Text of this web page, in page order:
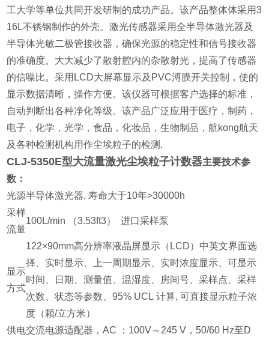
工大学等单位共同开发研制的成功产品。该产品整体体采用3
16L不锈钢制作的外壳。激光传感器采用全半导体激光器及
半导体光敏二极管接收器，确保光源的稳定性和信号接收器
的准确度。大大减少了散射腔内的杂散射光，提高了传感器
的信噪比。采用LCD大屏幕显示及PVC溥膜开关控制，使的
显示数据清晰，操作方便。该仪器可根据客户选择的标准，
自动判断出各种净化等级。该产品广泛应用于医疗，制药，
电子，化学，光学，食品，化妆品，生物制品，航kong航天
及各种检测机构用作尘埃粒子的检测.
CLJ-5350E型大流量激光尘埃粒子计数器主要技术参
数：
光源半导体激光器, 寿命大于10年>30000h
采样
流量
100L/min （3.53ft3） 进口采样泵
显示
方式
122×90mm高分辨率液晶屏显示（LCD）中英文界面选
择、实时显示、上一周期显示、实时浓度显示、可显示
时间、日期、测量值、温湿度、房间号、采样点、采样
次数、状态等参数、95% UCL 计算, 可直接显示粒子浓
度（颗/立方米）
供电交流电源适配器，AC ：100V～245 V，50/60 Hz至D